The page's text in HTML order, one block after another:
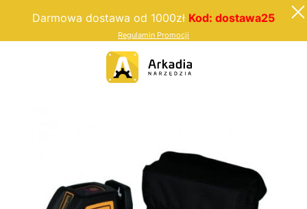
Darmowa dostawa od 1000zł Kod: dostawa25
Regulamin Promocji